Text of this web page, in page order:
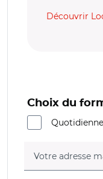
Découvrir
Choix du
Quotidienne
Votre adresse